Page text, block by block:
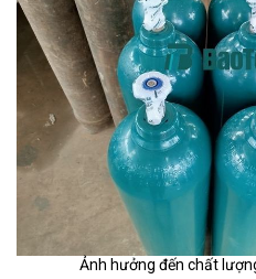
Ảnh hưởng đến chất